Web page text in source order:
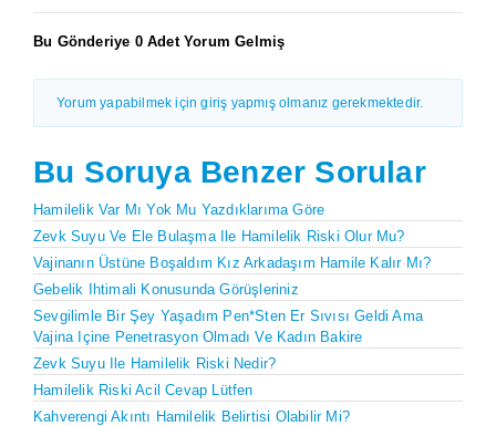
Bu Gönderiye 0 Adet Yorum Gelmiş
Yorum yapabilmek için giriş yapmış olmanız gerekmektedir.
Bu Soruya Benzer Sorular
Hamilelik Var Mı Yok Mu Yazdıklarıma Göre
Zevk Suyu Ve Ele Bulaşma Ile Hamilelik Riski Olur Mu?
Vajinanın Üstüne Boşaldım Kız Arkadaşım Hamile Kalır Mı?
Gebelik Ihtimali Konusunda Görüşleriniz
Sevgilimle Bir Şey Yaşadım Pen*sten Er Sıvısı Geldi Ama
Vajina Içine Penetrasyon Olmadı Ve Kadın Bakire
Zevk Suyu Ile Hamilelik Riski Nedir?
Hamilelik Riski Acil Cevap Lütfen
Kahverengi Akıntı Hamilelik Belirtisi Olabilir Mi?